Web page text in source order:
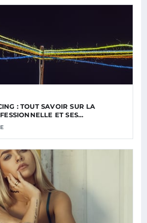
: TOUT SAVOIR SUR LA
ET SES…